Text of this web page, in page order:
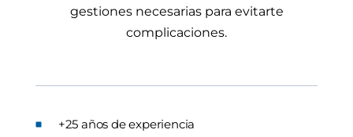
gestiones necesarias para evitarte
complicaciones.
+25 años de experiencia